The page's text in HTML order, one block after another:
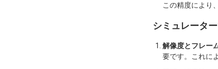
この精度により
シミュレータ
解像度とフレー
要です。これに